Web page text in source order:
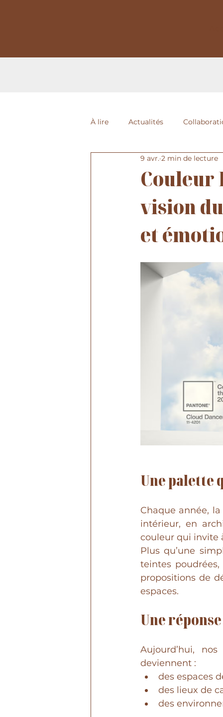
À lire Actualités
Couleur
vision
et
9 avr. 2 min de lecture
Une palette
Chaque année,
intérieur, en
couleur qui invite
Plus qu’une
teintes
propositions de
espaces.
Une
Aujourd’hui,
deviennent :
des espaces
des lieux de
des